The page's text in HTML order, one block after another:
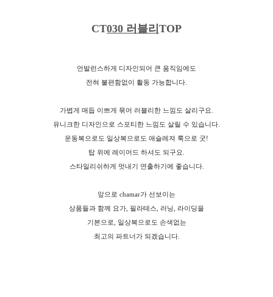
CT030 러블리 TOP
언발런스하게 디자인되어 큰 움직임에도
전혀 불편함없이 활동 가능합니다.
가볍게 매듭 이쁘게 묶어 러블리한 느낌도 살리구요.
유니크한 디자인으로 스포티한 느낌도 살릴 수 있습니다.
운동복으로도 일상복으로도 애슬레져 룩으로 굿!
탑 위에 레이어드 하셔도 되구요.
스타일리쉬하게 멋내기 연출하기에 좋습니다.
앞으로 chamar가 선보이는
상품들과 함께 요가, 필라테스, 러닝, 라이딩을
기본으로, 일상복으로도 손색없는
최고의 파트너가 되겠습니다.